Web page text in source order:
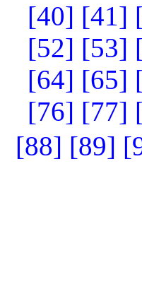
[40] [41]
[52] [53]
[64] [65]
[76] [77]
[88] [89]